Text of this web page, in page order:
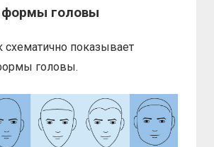
головы
схематично показывает
головы.